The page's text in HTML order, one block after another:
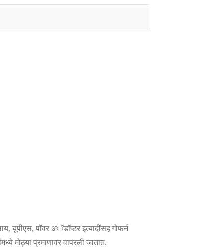
यूपीएस, पॉवर अॅडॉप्टर इत्यादींसह गोफर्न
मोठ्या प्रमाणावर वापरली जातात.